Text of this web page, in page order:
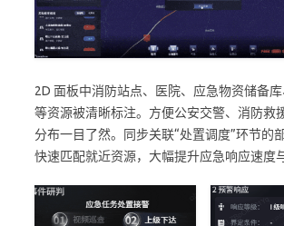
2D 面板中消防站点、医院、应急物资储备
等资源被清晰标注。方便公安交警、消防救
分布一目了然。同步关联“处置调度”环节的
快速匹配就近资源，大幅提升应急响应速度